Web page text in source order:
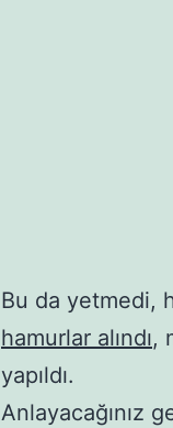
Bu da yetmedi,
hamurlar alındı,
yapıldı.
Anlayacağınız